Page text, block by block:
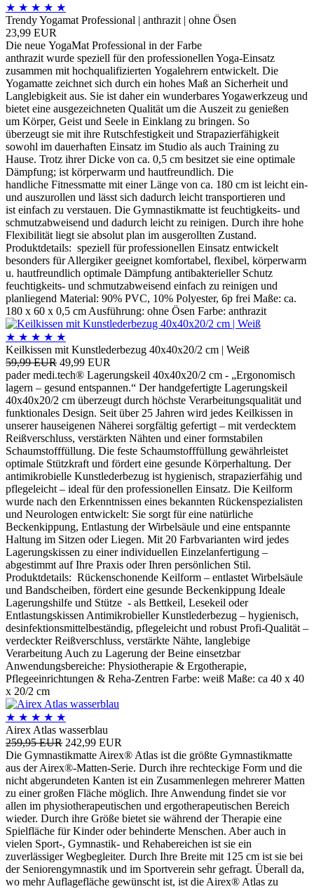
★ ★ ★ ★ ★
Trendy Yogamat Professional | anthrazit | ohne Ösen
23,99 EUR
Die neue YogaMat Professional in der Farbe
anthrazit wurde speziell für den professionellen Yoga-Einsatz
zusammen mit hochqualifizierten Yogalehrern entwickelt. Die
Yogamatte zeichnet sich durch ein hohes Maß an Sicherheit und
Langlebigkeit aus. Sie ist daher ein wunderbares Yogawerkzeug und
bietet eine ausgezeichneten Qualität um die Auszeit zu genießen
um Körper, Geist und Seele in Einklang zu bringen. So
überzeugt sie mit ihre Rutschfestigkeit und Strapazierfähigkeit
sowohl im dauerhaften Einsatz im Studio als auch Training zu
Hause. Trotz ihrer Dicke von ca. 0,5 cm besitzet sie eine optimale
Dämpfung; ist körperwarm und hautfreundlich. Die
handliche Fitnessmatte mit einer Länge von ca. 180 cm ist leicht ein-
und auszurollen und lässt sich dadurch leicht transportieren und
ist einfach zu verstauen. Die Gymnastikmatte ist feuchtigkeits- und
schmutzabweisend und dadurch leicht zu reinigen. Durch ihre hohe
Flexibilität liegt sie absolut plan im ausgerollten Zustand.
Produktdetails: speziell für professionellen Einsatz entwickelt
besonders für Allergiker geeignet komfortabel, flexibel, körperwarm
u. hautfreundlich optimale Dämpfung antibakterieller Schutz
feuchtigkeits- und schmutzabweisend einfach zu reinigen und
planliegend Material: 90% PVC, 10% Polyester, 6p frei Maße: ca.
180 x 60 x 0,5 cm Ausführung: ohne Ösen Farbe: anthrazit
★ ★ ★ ★ ★
Keilkissen mit Kunstlederbezug 40x40x20/2 cm | Weiß
59,99 EUR 49,99 EUR
pader medi.tech® Lagerungskeil 40x40x20/2 cm - „Ergonomisch
lagern – gesund entspannen.“ Der handgefertigte Lagerungskeil
40x40x20/2 cm überzeugt durch höchste Verarbeitungsqualität und
funktionales Design. Seit über 25 Jahren wird jedes Keilkissen in
unserer hauseigenen Näherei sorgfältig gefertigt – mit verdecktem
Reißverschluss, verstärkten Nähten und einer formstabilen
Schaumstofffüllung. Die feste Schaumstofffüllung gewährleistet
optimale Stützkraft und fördert eine gesunde Körperhaltung. Der
antimikrobielle Kunstlederbezug ist hygienisch, strapazierfähig und
pflegeleicht – ideal für den professionellen Einsatz. Die Keilform
wurde nach den Erkenntnissen eines bekannten Rückenspezialisten
und Neurologen entwickelt: Sie sorgt für eine natürliche
Beckenkippung, Entlastung der Wirbelsäule und eine entspannte
Haltung im Sitzen oder Liegen. Mit 20 Farbvarianten wird jedes
Lagerungskissen zu einer individuellen Einzelanfertigung –
abgestimmt auf Ihre Praxis oder Ihren persönlichen Stil.
Produktdetails: Rückenschonende Keilform – entlastet Wirbelsäule
und Bandscheiben, fördert eine gesunde Beckenkippung Ideale
Lagerungshilfe und Stütze - als Bettkeil, Lesekeil oder
Entlastungskissen Antimikrobieller Kunstlederbezug – hygienisch,
desinfektionsmittelbeständig, pflegeleicht und robust Profi-Qualität –
verdeckter Reißverschluss, verstärkte Nähte, langlebige
Verarbeitung Auch zu Lagerung der Beine einsetzbar
Anwendungsbereiche: Physiotherapie & Ergotherapie,
Pflegeeinrichtungen & Reha-Zentren Farbe: weiß Maße: ca 40 x 40
x 20/2 cm
★ ★ ★ ★ ★
Airex Atlas wasserblau
259,95 EUR 242,99 EUR
Die Gymnastikmatte Airex® Atlas ist die größte Gymnastikmatte
aus der Airex®-Matten-Serie. Durch ihre rechteckige Form und die
nicht abgerundeten Kanten ist ein Zusammenlegen mehrerer Matten
zu einer großen Fläche möglich. Ihre Anwendung findet sie vor
allen im physiotherapeutischen und ergotherapeutischen Bereich
wieder. Durch ihre Größe bietet sie während der Therapie eine
Spielfläche für Kinder oder behinderte Menschen. Aber auch in
vielen Sport-, Gymnastik- und Rehabereichen ist sie ein
zuverlässiger Wegbegleiter. Durch Ihre Breite mit 125 cm ist sie bei
der Seniorengymnastik und im Sportverein sehr gefragt. Überall da,
wo mehr Auflagefläche gewünscht ist, ist die Airex® Atlas zu